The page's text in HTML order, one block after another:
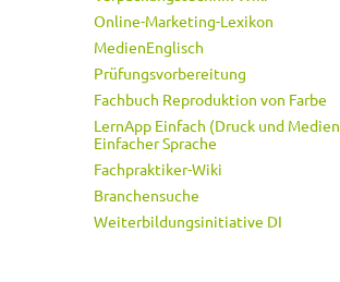
Online-Marketing-Lexikon
MedienEnglisch
Prüfungsvorbereitung
Fachbuch Reproduktion von Farbe
LernApp Einfach (Druck und
Einfacher Sprache
Fachpraktiker-Wiki
Branchensuche
Weiterbildungsinitiative DI